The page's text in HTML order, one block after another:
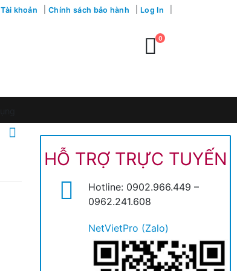
Tài khoản Chính sách bảo hành Log In
0
HỖ TRỢ TRỰC TUYẾN
Hotline: 0902.966.449 –
0962.241.608
NetVietPro (Zalo)